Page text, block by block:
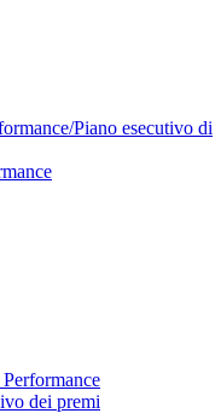
Piano esecutivo di
dei premi